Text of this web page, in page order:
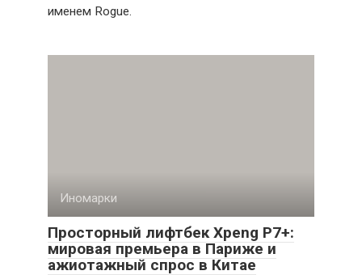
именем Rogue.
Иномарки
Просторный лифтбек Xpeng P7+:
мировая премьера в Париже и
ажиотажный спрос в Китае